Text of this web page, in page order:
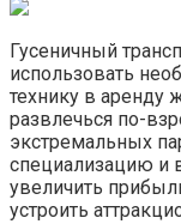
Гусеничный
использовать
технику в аренду
развлечься по-
экстремальных
специализацию и
увеличить
устроить